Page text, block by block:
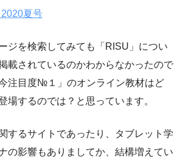
夏号
ジを検索してみても「RISU」につい
載されているのかわからなかったので
注目度№１」のオンライン教材はど
場するのでは？と思っています。
するサイトであったり、タブレット学
の影響もありましてか、結構増えてい